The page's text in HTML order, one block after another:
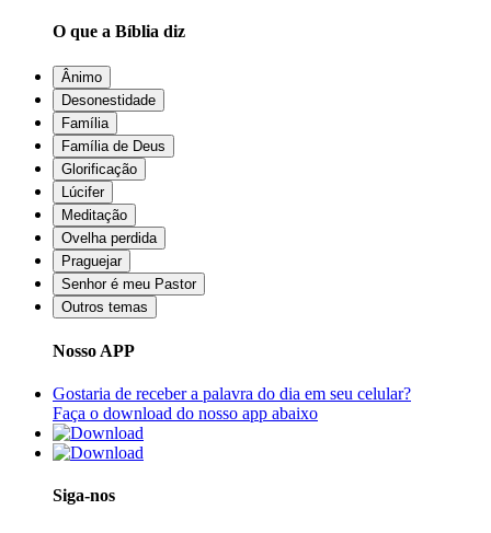
O que a Bíblia diz
Ânimo
Desonestidade
Família
Família de Deus
Glorificação
Lúcifer
Meditação
Ovelha perdida
Praguejar
Senhor é meu Pastor
Outros temas
Nosso APP
Gostaria de receber a palavra do dia em seu celular?
Faça o download do nosso app abaixo
Siga-nos